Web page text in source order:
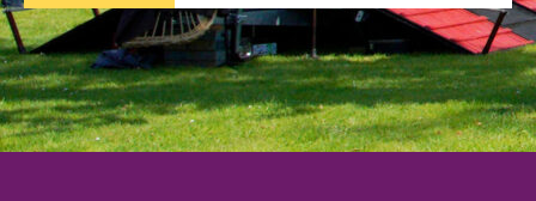
15
AOÛT